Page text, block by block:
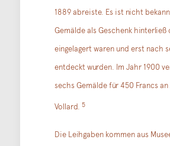
1889 abreiste. Es ist nicht
Gemälde als Geschenk
eingelagert waren und erst nach
entdeckt wurden. Im Jahr 1900
sechs Gemälde für 450 Francs
Vollard. 5
Die Leihgaben kommen aus